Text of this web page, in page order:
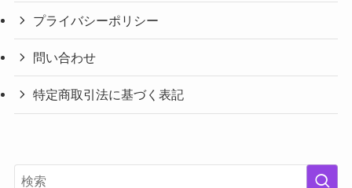
プライバシーポリシー
問い合わせ
特定商取引法に基づく表記